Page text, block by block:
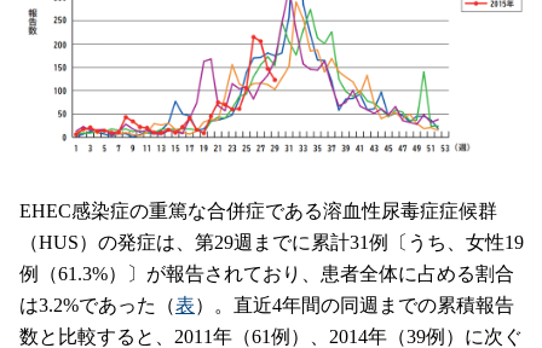
EHEC感染症の重篤な合併症である溶血性尿毒症症候群
（HUS）の発症は、第29週までに累計31例〔うち、女性19
例（61.3%）〕が報告されており、患者全体に占める割合
は3.2%であった（表）。直近4年間の同週までの累積報告
数と比較すると、2011年（61例）、2014年（39例）に次ぐ